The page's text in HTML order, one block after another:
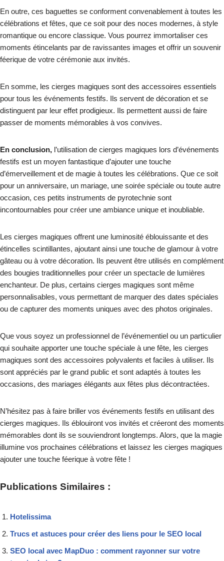
En outre, ces baguettes se conforment convenablement à toutes les
célébrations et fêtes, que ce soit pour des noces modernes, à style
romantique ou encore classique. Vous pourrez immortaliser ces
moments étincelants par de ravissantes images et offrir un souvenir
féerique de votre cérémonie aux invités.
En somme, les cierges magiques sont des accessoires essentiels
pour tous les événements festifs. Ils servent de décoration et se
distinguent par leur effet prodigieux. Ils permettent aussi de faire
passer de moments mémorables à vos convives.
En conclusion, l’utilisation de cierges magiques lors d’événements
festifs est un moyen fantastique d’ajouter une touche
d’émerveillement et de magie à toutes les célébrations. Que ce soit
pour un anniversaire, un mariage, une soirée spéciale ou toute autre
occasion, ces petits instruments de pyrotechnie sont
incontournables pour créer une ambiance unique et inoubliable.
Les cierges magiques offrent une luminosité éblouissante et des
étincelles scintillantes, ajoutant ainsi une touche de glamour à votre
gâteau ou à votre décoration. Ils peuvent être utilisés en complément
des bougies traditionnelles pour créer un spectacle de lumières
enchanteur. De plus, certains cierges magiques sont même
personnalisables, vous permettant de marquer des dates spéciales
ou de capturer des moments uniques avec des photos originales.
Que vous soyez un professionnel de l’événementiel ou un particulier
qui souhaite apporter une touche spéciale à une fête, les cierges
magiques sont des accessoires polyvalents et faciles à utiliser. Ils
sont appréciés par le grand public et sont adaptés à toutes les
occasions, des mariages élégants aux fêtes plus décontractées.
N’hésitez pas à faire briller vos événements festifs en utilisant des
cierges magiques. Ils éblouiront vos invités et créeront des moments
mémorables dont ils se souviendront longtemps. Alors, que la magie
illumine vos prochaines célébrations et laissez les cierges magiques
ajouter une touche féerique à votre fête !
Publications Similaires :
Hotelissima
Trucs et astuces pour créer des liens pour le SEO local
SEO local avec MapDuo : comment rayonner sur votre